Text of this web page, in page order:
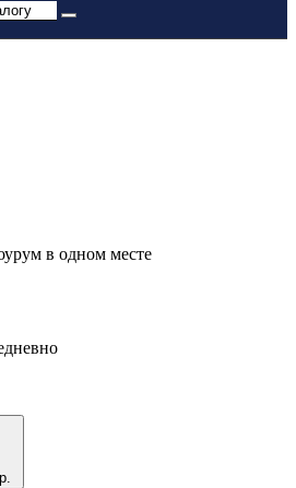
в одном месте